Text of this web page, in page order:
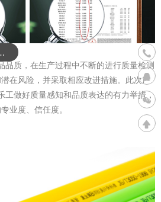
品质，在生产过程中不断的进行质量检测
潜在风险，并采取相应改进措施。此次产
工做好质量感知和品质表达的有力举措，
业度、信任度。
联
的产品么？